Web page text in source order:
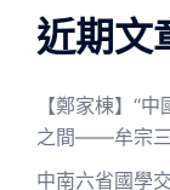
近期文
【鄭家棟】“
之間——牟宗三
中南六省國學